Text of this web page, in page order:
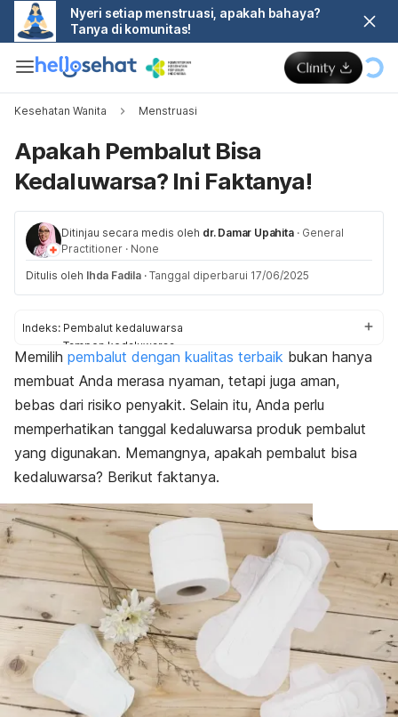
Nyeri setiap menstruasi, apakah bahaya?
Tanya di komunitas!
Kesehatan Wanita Menstruasi
Apakah Pembalut Bisa
Kedaluwarsa? Ini Faktanya!
Ditinjau secara medis oleh dr. Damar Upahita · General
Practitioner · None
Ditulis oleh Ihda Fadila · Tanggal diperbarui 17/06/2025
Indeks: Pembalut kedaluwarsa
Tampon kedaluwarsa
Cara cek
Bahaya
Cara simpan
Memilih pembalut dengan kualitas terbaik bukan hanya
membuat Anda merasa nyaman, tetapi juga aman,
bebas dari risiko penyakit. Selain itu, Anda perlu
memperhatikan tanggal kedaluwarsa produk pembalut
yang digunakan. Memangnya, apakah pembalut bisa
kedaluwarsa? Berikut faktanya.